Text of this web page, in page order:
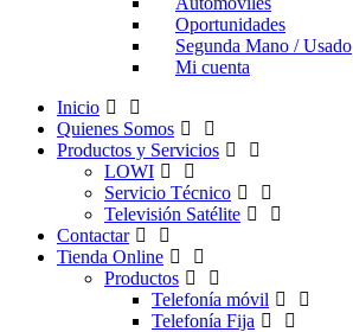
Oportunidades
Segunda Mano / Usado
Mi cuenta
Inicio
Quienes Somos
Productos y Servicios
LOWI
Servicio Técnico
Televisión Satélite
Contactar
Tienda Online
Productos
Telefonía móvil
Telefonía Fija